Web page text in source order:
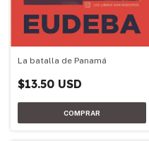
La batalla de Panamá
$13.50 USD